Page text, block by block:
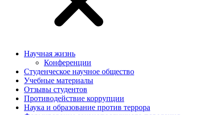
Научная жизнь
Конференции
Студенческое научное общество
Учебные материалы
Отзывы студентов
Противодействие коррупции
Наука и образование против террора